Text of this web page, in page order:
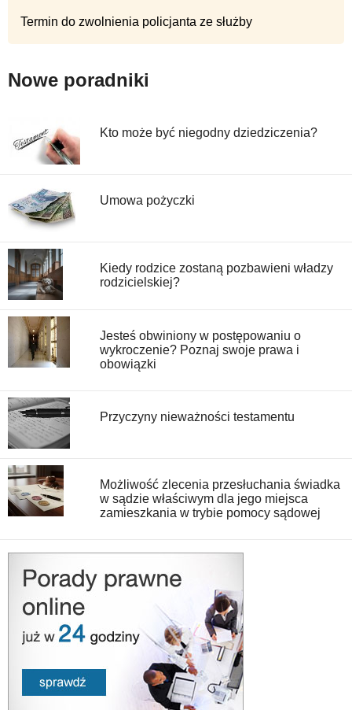
Termin do zwolnienia policjanta ze służby
Nowe poradniki
Kto może być niegodny dziedziczenia?
Umowa pożyczki
Kiedy rodzice zostaną pozbawieni władzy
rodzicielskiej?
Jesteś obwiniony w postępowaniu o
wykroczenie? Poznaj swoje prawa i
obowiązki
Przyczyny nieważności testamentu
Możliwość zlecenia przesłuchania świadka
w sądzie właściwym dla jego miejsca
zamieszkania w trybie pomocy sądowej